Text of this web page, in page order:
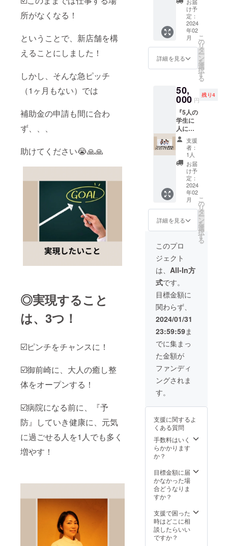
所がなくなる！
ということで、新店舗を構
えることにしました！
しかし、そんな急ピッチ
（1ヶ月もない）では
補助金の申請も間に合わ
ず、、、
助けてください😭🙏🙏
◎実現すること
は、3つ！
☑️ピンチをチャンスに！
☑️御前崎に、大人の癒し整
体をオープンする！
☑️病院になる前に、『予
防』していき健康に、元気
に過ごせる人を1人でも多く
増やす！
施術内
容は、
問診、
お身体
の状態
を確認
後に整
所要時
間は、
60分程
度で
す。 ◎
施術行
為につ
いて、
医療行
為また
は法令
上の医
業類似
行為に
当たり
ん。 ◎
店舗所
は、静
岡県御
前崎佐
倉4860-
ツさく
ら101で
す。 ◎
有効期
限は、
2024年
12月31
日まで
です。
スペー
スから
店舗を
持てる
までに
なりま
した。
と』
『どん
ルを
使って
きたの
か？』
『どの
くらい
の予算
がか
かった
か？』
リアル
にお話
しして
いま
れから
事業を
い！ 店
舗を持
ちた
い！ 現
状に満
な
い、、
どな
ど、私
に行っ
お伝え
してい
きたい
と思い
ます！
◎日時︎
（土）
10時〜
◎場所︎
4860-2
ハイツ
さくら
101 ◎
︎︎︎︎︎◎お店
に来院
された
学生限
定の施
術プレ
ゼント
券をご
︎︎◎あな
たから
のプレ
ゼント
で無料
施術を
するこ
とがで
きた学
生が
『とと
のう整
体の
instagr
am 』か
らホワ
イト
礼の
セージ
が届き
お届
け予
定：
2024
年02
月
詳細を見る
こ
の
リ
タ
ー
ン
を
選
択
す
る
50,
000 円
残り4
『5人の
学生に
人に整
体をプ
レゼン
トする
よ券』
︎︎︎︎︎◎お店
に来院
された
学生限
定の施
術プレ
ゼント
券をご
ます。
︎︎◎あな
たから
のプレ
ゼント
で無料
施術を
するこ
とがで
きた学
生が
『とと
のう整
体の
instagr
am 』か
らホワ
イト
れたお
メッ
セージ
を投稿
しま
支援
者：
1人
お届
け予
定：
2024
年02
月
詳細を見る
こ
の
リ
タ
ー
ン
を
選
択
す
る
このプロ
ジェクト
は、 All-In方
式です。
目標金額に
関わらず、
2024/01/31
23:59:59ま
でに集まっ
た金額が
ファンディ
ングされま
す。
支援に関するよ
くある質問
手数料はいく
らかかります
か？
目標金額に届
かなかった場
合どうなりま
すか？
支援で困った
時はどこに相
談したらいい
ですか？